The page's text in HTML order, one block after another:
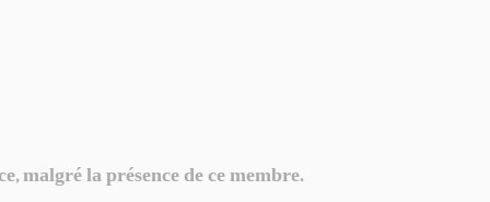
malgré la présence de ce membre.